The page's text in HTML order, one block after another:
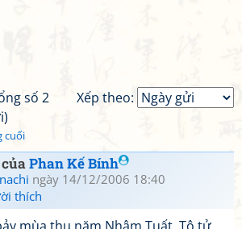
Xếp theo:
số 2
cuối
Phan Kế Bính
ngày 14/12/2006 18:40
thích